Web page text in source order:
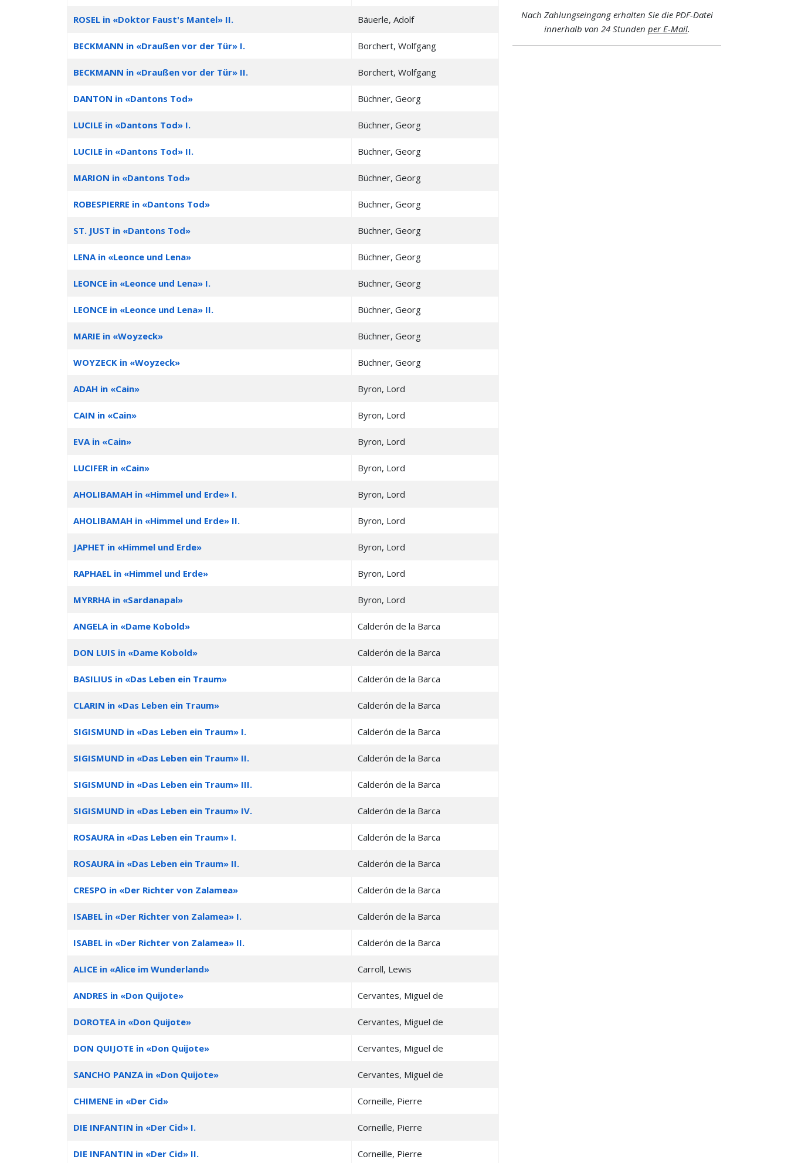
ROSEL in «Doktor Faust's Mantel» II. Bäuerle, Adolf
BECKMANN in «Draußen vor der Tür» I. Borchert, Wolfgang
BECKMANN in «Draußen vor der Tür» II. Borchert, Wolfgang
DANTON in «Dantons Tod» Büchner, Georg
LUCILE in «Dantons Tod» I. Büchner, Georg
LUCILE in «Dantons Tod» II. Büchner, Georg
MARION in «Dantons Tod» Büchner, Georg
ROBESPIERRE in «Dantons Tod» Büchner, Georg
ST. JUST in «Dantons Tod» Büchner, Georg
LENA in «Leonce und Lena» Büchner, Georg
LEONCE in «Leonce und Lena» I. Büchner, Georg
LEONCE in «Leonce und Lena» II. Büchner, Georg
MARIE in «Woyzeck» Büchner, Georg
WOYZECK in «Woyzeck» Büchner, Georg
ADAH in «Cain» Byron, Lord
CAIN in «Cain» Byron, Lord
EVA in «Cain» Byron, Lord
LUCIFER in «Cain» Byron, Lord
AHOLIBAMAH in «Himmel und Erde» I. Byron, Lord
AHOLIBAMAH in «Himmel und Erde» II. Byron, Lord
JAPHET in «Himmel und Erde» Byron, Lord
RAPHAEL in «Himmel und Erde» Byron, Lord
MYRRHA in «Sardanapal» Byron, Lord
ANGELA in «Dame Kobold» Calderón de la Barca
DON LUIS in «Dame Kobold» Calderón de la Barca
BASILIUS in «Das Leben ein Traum» Calderón de la Barca
CLARIN in «Das Leben ein Traum» Calderón de la Barca
SIGISMUND in «Das Leben ein Traum» I. Calderón de la Barca
SIGISMUND in «Das Leben ein Traum» II. Calderón de la Barca
SIGISMUND in «Das Leben ein Traum» III. Calderón de la Barca
SIGISMUND in «Das Leben ein Traum» IV. Calderón de la Barca
ROSAURA in «Das Leben ein Traum» I. Calderón de la Barca
ROSAURA in «Das Leben ein Traum» II. Calderón de la Barca
CRESPO in «Der Richter von Zalamea» Calderón de la Barca
ISABEL in «Der Richter von Zalamea» I. Calderón de la Barca
ISABEL in «Der Richter von Zalamea» II. Calderón de la Barca
ALICE in «Alice im Wunderland» Carroll, Lewis
ANDRES in «Don Quijote» Cervantes, Miguel de
DOROTEA in «Don Quijote» Cervantes, Miguel de
DON QUIJOTE in «Don Quijote» Cervantes, Miguel de
SANCHO PANZA in «Don Quijote» Cervantes, Miguel de
CHIMENE in «Der Cid» Corneille, Pierre
DIE INFANTIN in «Der Cid» I. Corneille, Pierre
DIE INFANTIN in «Der Cid» II. Corneille, Pierre
Nach Zahlungseingang erhalten Sie die PDF-Datei
innerhalb von 24 Stunden per E-Mail.